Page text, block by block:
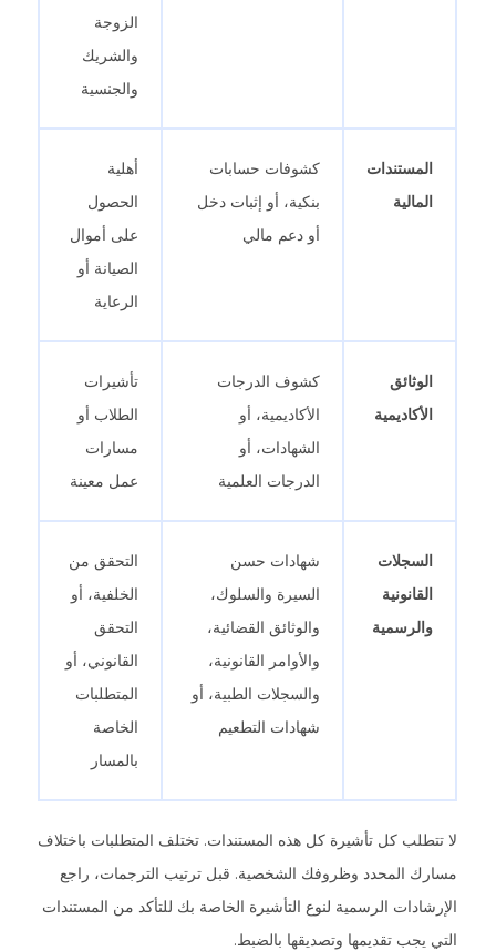
الزوجة
والشريك
والجنسية
المستندات
المالية
كشوفات حسابات
بنكية، أو إثبات دخل
أو دعم مالي
أهلية
الحصول
على أموال
الصيانة أو
الرعاية
الوثائق
الأكاديمية
كشوف الدرجات
الأكاديمية، أو
الشهادات، أو
الدرجات العلمية
تأشيرات
الطلاب أو
مسارات
عمل معينة
السجلات
القانونية
والرسمية
شهادات حسن
السيرة والسلوك،
والوثائق القضائية،
والأوامر القانونية،
والسجلات الطبية، أو
شهادات التطعيم
التحقق من
الخلفية، أو
التحقق
القانوني، أو
المتطلبات
الخاصة
بالمسار
لا تتطلب كل تأشيرة كل هذه المستندات. تختلف المتطلبات باختلاف
مسارك المحدد وظروفك الشخصية. قبل ترتيب الترجمات، راجع
الإرشادات الرسمية لنوع التأشيرة الخاصة بك للتأكد من المستندات
التي يجب تقديمها وتصديقها بالضبط.